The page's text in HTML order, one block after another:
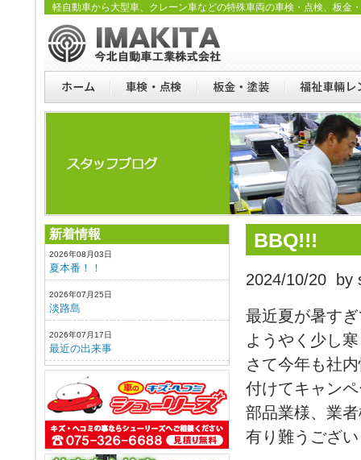
軽自動車から大型車、クレーン車などの特殊車両の車検・点検、板金
新着情報
2026年08月03日
夏本番！！
2026年07月25日
淡路島
2026年07月17日
最近の出来事
BBQ!!!
2024/10/20 by
最近夏が暑す
ようやく少し
さて今年も社
付けてキャン
部品業様、業
有り難うござ